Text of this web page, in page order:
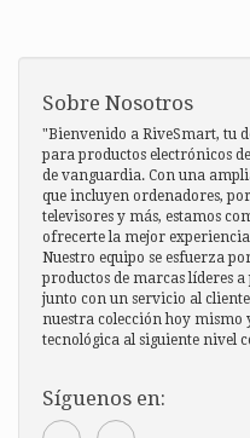
Sobre Nosotros
"Bienvenido a RiveSmart, tu
para productos electrónicos
de vanguardia. Con una
que incluyen ordenadores,
televisores y más, estamos
ofrecerte la mejor
Nuestro equipo se esfuerza
productos de marcas líderes
junto con un servicio al
nuestra colección hoy mismo
tecnológica al siguiente nivel
Síguenos en: